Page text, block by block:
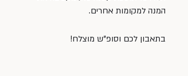
המנה למקומות אחרים.
בתאבון לכם וסופ”ש מוצלח!